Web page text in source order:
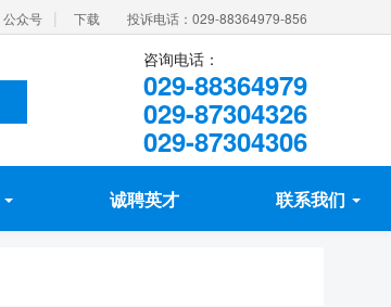
公众号 | 下载 投诉电话：029-88364979-856
咨询电话：
029-88364979
029-87304326
029-87304306
诚聘英才 联系我们